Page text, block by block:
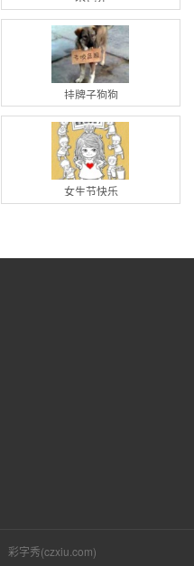
挂牌子狗狗
女生节快乐
彩字秀(czxiu.com)